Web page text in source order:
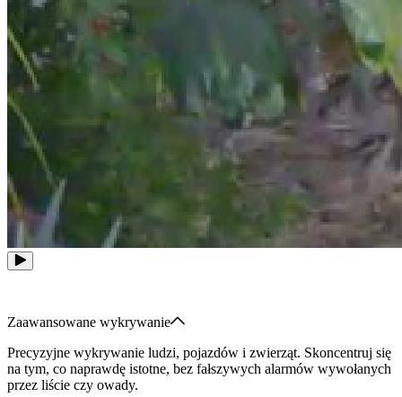
Zaawansowane wykrywanie
Precyzyjne wykrywanie ludzi, pojazdów i zwierząt. Skoncentruj się
na tym, co naprawdę istotne, bez fałszywych alarmów wywołanych
przez liście czy owady.